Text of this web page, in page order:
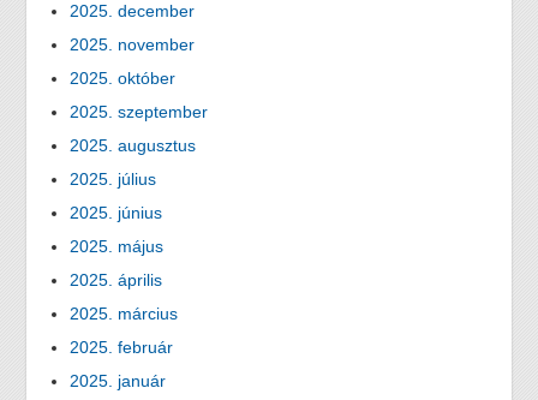
2025. december
2025. november
2025. október
2025. szeptember
2025. augusztus
2025. július
2025. június
2025. május
2025. április
2025. március
2025. február
2025. január